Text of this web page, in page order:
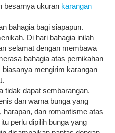
besarnya ukuran karangan
bahagia bagi siapapun.
Di hari bahagia inilah
selamat dengan membawa
bahagia atas pernikahan
biasanya mengirim karangan
tidak dapat sembarangan.
dan warna bunga yang
harapan, dan romantisme atas
perlu dipilih bunga yang